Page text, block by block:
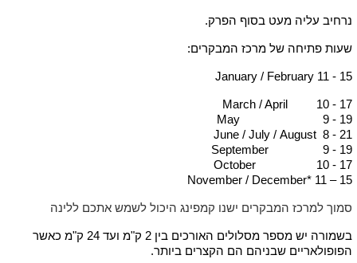
נרחיב עליה מעט בסוף הפרק.
שעות פתיחה של מרכז המבקרים:
January / February 11 - 15
March / April 10 - 17
May 9 - 19
June / July / August 8 - 21
September 9 - 19
October 10 - 17
November / December* 11 – 15
סמוך למרכז המבקרים ישנו קמפינג היכול לשמש אתכם ללינה
בשמורה יש מספר מסלולים האורכים בין 2 ק"מ ועד 24 ק"מ כאשר
הפופולאריים שבניהם הם הקצרים ביותר.